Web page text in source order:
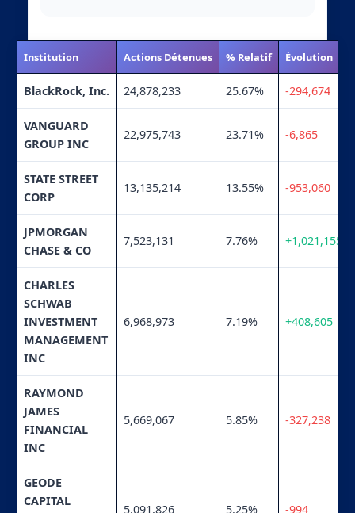
Institution Actions Détenues % Relatif Évolution
BlackRock, Inc. 24,878,233 25.67% -294,674
VANGUARD
GROUP INC
22,975,743 23.71% -6,865
STATE STREET
CORP
13,135,214 13.55% -953,060
JPMORGAN
CHASE & CO
7,523,131 7.76% +1,021,155
CHARLES
SCHWAB
INVESTMENT
MANAGEMENT
INC
6,968,973 7.19% +408,605
RAYMOND
JAMES
FINANCIAL
INC
5,669,067 5.85% -327,238
GEODE
CAPITAL
5,091,826 5.25% -994